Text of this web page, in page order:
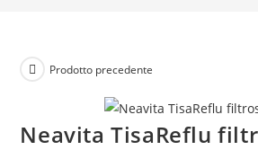
Prodotto precedente
Neavita TisaReflu